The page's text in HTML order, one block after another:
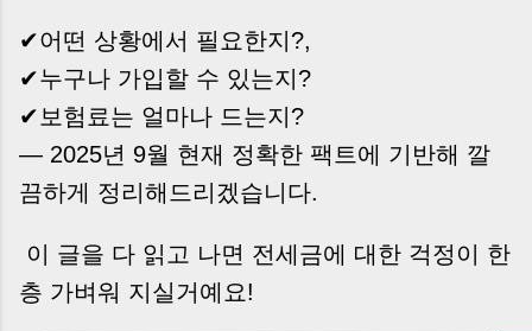
글 하나만 제대로 이해하시면, 잔금일이 더 이상
두려운 날이 아니라 “내 집을 완성하는 마지막 퍼
즐” 이 될 수 있습니다. | Introduction (Tap to
expand) Have you ever thought like this?
“Closing day…...
✔어떤 상황에서 필요한지?,
✔누구나 가입할 수 있는지?
✔보험료는 얼마나 드는지?
— 2025년 9월 현재 정확한 팩트에 기반해 깔
끔하게 정리해드리겠습니다.
이 글을 다 읽고 나면 전세금에 대한 걱정이 한
층 가벼워 지실거예요!